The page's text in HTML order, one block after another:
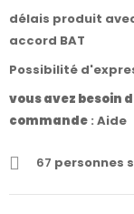
délais produit
accord BAT
Possibilité
vous avez besoin
commande : Aide
67 personnes